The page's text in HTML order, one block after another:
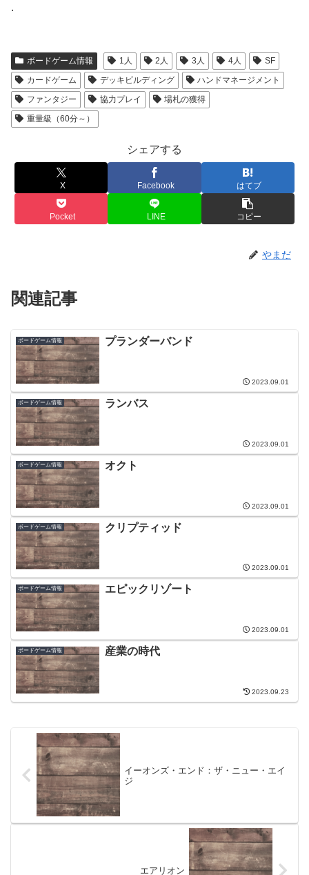
.
ボードゲーム情報 1人 2人 3人 4人
SF
カードゲーム
デッキビルディング
ハンドマネージメント
ファンタジー
協力プレイ
場札の獲得
重量級（60分～）
シェアする
X Facebook はてブ
Pocket LINE コピー
やまだ
関連記事
ボードゲーム情報 プランダーバンド
2023.09.01
ボードゲーム情報 ランバス
2023.09.01
ボードゲーム情報 オクト
2023.09.01
ボードゲーム情報 クリプティッド
2023.09.01
ボードゲーム情報 エピックリゾート
2023.09.01
ボードゲーム情報 産業の時代
2023.09.23
イーオンズ・エンド：ザ・ニュー・エイ
ジ
エアリオン